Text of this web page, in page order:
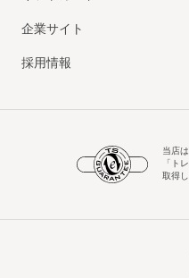
企業サイト
採用情報
当店
「ト
取得